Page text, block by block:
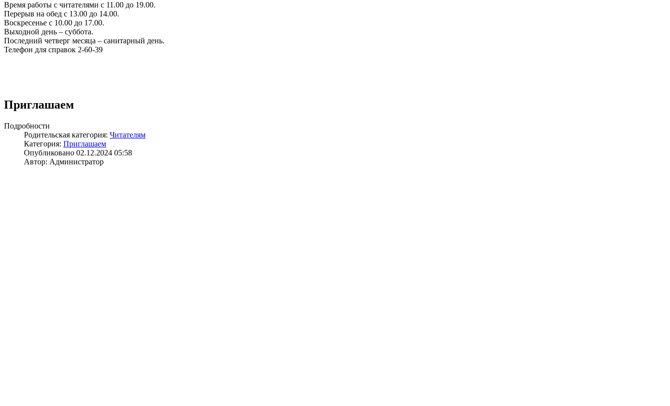
Время работы с читателями с 11.00 до 19.00.
Перерыв на обед с 13.00 до 14.00.
Воскресенье с 10.00 до 17.00.
Выходной день – суббота.
Последний четверг месяца – санитарный день.
Телефон для справок 2-60-39
Приглашаем
Подробности
Родительская категория: Читателям
Категория: Приглашаем
Опубликовано 02.12.2024 05:58
Автор: Администратор